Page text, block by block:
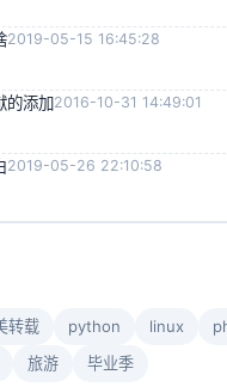
2019-05-15 16:45:28
的添加2016-10-31 14:49:01
2019-05-26 22:10:58
转载 python linux
旅游 毕业季